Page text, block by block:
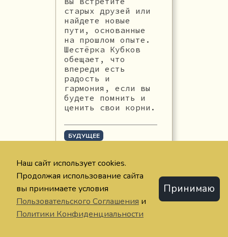
старых друзей или
найдете новые
пути, основанные
на прошлом опыте.
Шестёрка Кубков
обещает, что
впереди есть
радость и
гармония, если вы
будете помнить и
ценить свои корни.
БУДУЩЕЕ
#радость #друзья
Ещё 2 значения Шестёрки
Кубков в категории
Будущее
Наш сайт использует cookies.
Продолжая использование сайта
вы принимаете условия
Пользовательского Соглашения и
Политики Конфиденциальности
Принимаю